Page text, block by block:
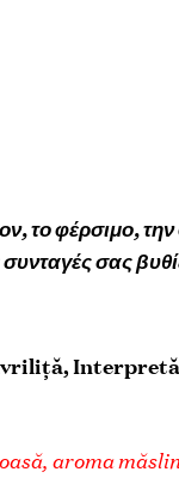
το φέρσιμο, την
σας
Interpretă
aroma